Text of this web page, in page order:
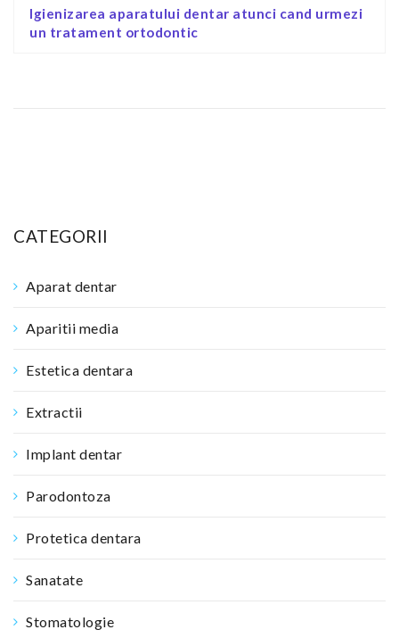
Igienizarea aparatului dentar atunci cand urmezi
un tratament ortodontic
CATEGORII
Aparat dentar
Aparitii media
Estetica dentara
Extractii
Implant dentar
Parodontoza
Protetica dentara
Sanatate
Stomatologie